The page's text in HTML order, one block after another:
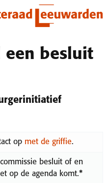
een besluit
op met de griffie.
besluit of en
op de agenda komt.*